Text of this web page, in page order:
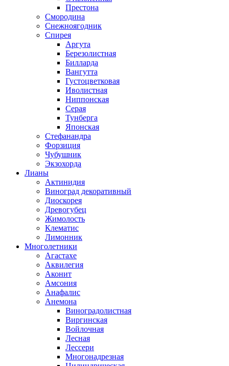
Престона
Смородина
Снежноягодник
Спирея
Аргута
Березолистная
Билларда
Вангутта
Густоцветковая
Иволистная
Ниппонская
Серая
Тунберга
Японская
Стефанандра
Форзиция
Чубушник
Экзохорда
Лианы
Актинидия
Виноград декоративный
Диоскорея
Древогубец
Жимолость
Клематис
Лимонник
Многолетники
Агастахе
Аквилегия
Аконит
Амсония
Анафалис
Анемона
Виноградолистная
Виргинская
Войлочная
Лесная
Лессери
Многонадрезная